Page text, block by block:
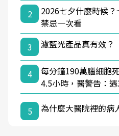
2
2026七夕什麼時候
禁忌一次看
3
濾藍光產品真有效
4
每分鐘190萬腦細胞
4.5小時，醫警告：
5 為什麼大醫院裡的病